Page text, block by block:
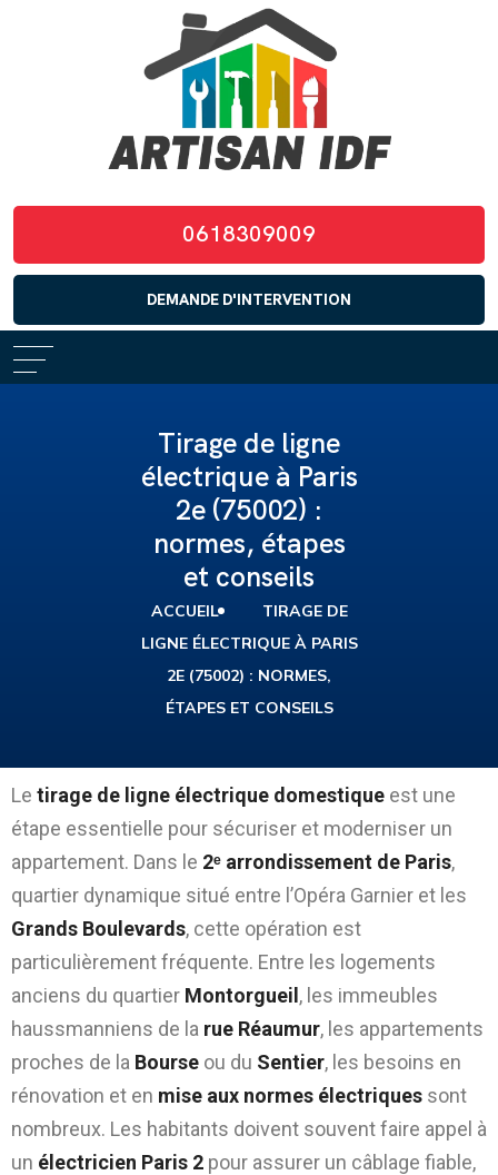
0618309009
DEMANDE D'INTERVENTION
Tirage de ligne
électrique à Paris
2e (75002) :
normes, étapes
et conseils
ACCUEIL
TIRAGE DE
LIGNE ÉLECTRIQUE À PARIS
2E (75002) : NORMES,
ÉTAPES ET CONSEILS
Le tirage de ligne électrique domestique est une
étape essentielle pour sécuriser et moderniser un
appartement. Dans le 2ᵉ arrondissement de Paris,
quartier dynamique situé entre l’Opéra Garnier et les
Grands Boulevards, cette opération est
particulièrement fréquente. Entre les logements
anciens du quartier Montorgueil, les immeubles
haussmanniens de la rue Réaumur, les appartements
proches de la Bourse ou du Sentier, les besoins en
rénovation et en mise aux normes électriques sont
nombreux. Les habitants doivent souvent faire appel à
un électricien Paris 2 pour assurer un câblage fiable,